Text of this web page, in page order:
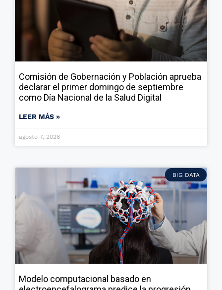
Comisión de Gobernación y Población aprueba
declarar el primer domingo de septiembre
como Día Nacional de la Salud Digital
LEER MÁS »
agosto 7, 2026
BIG DATA
Modelo computacional basado en